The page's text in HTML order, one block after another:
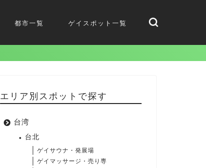
都市一覧 ゲイスポット一覧
エリア別スポットで探す
台湾
台北
ゲイサウナ・発展場
ゲイマッサージ・売り専